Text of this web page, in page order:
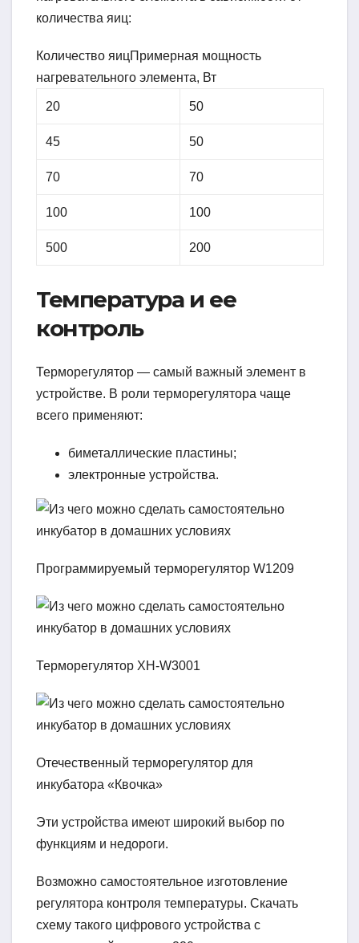
количества яиц:
Количество яицПримерная мощность
нагревательного элемента, Вт
20 50
45 50
70 70
100 100
500 200
Температура и ее
контроль
Терморегулятор — самый важный элемент в
устройстве. В роли терморегулятора чаще
всего применяют:
биметаллические пластины;
электронные устройства.
Программируемый терморегулятор W1209
Терморегулятор XH-W3001
Отечественный терморегулятор для
инкубатора «Квочка»
Эти устройства имеют широкий выбор по
функциям и недороги.
Возможно самостоятельное изготовление
регулятора контроля температуры. Скачать
схему такого цифрового устройства с